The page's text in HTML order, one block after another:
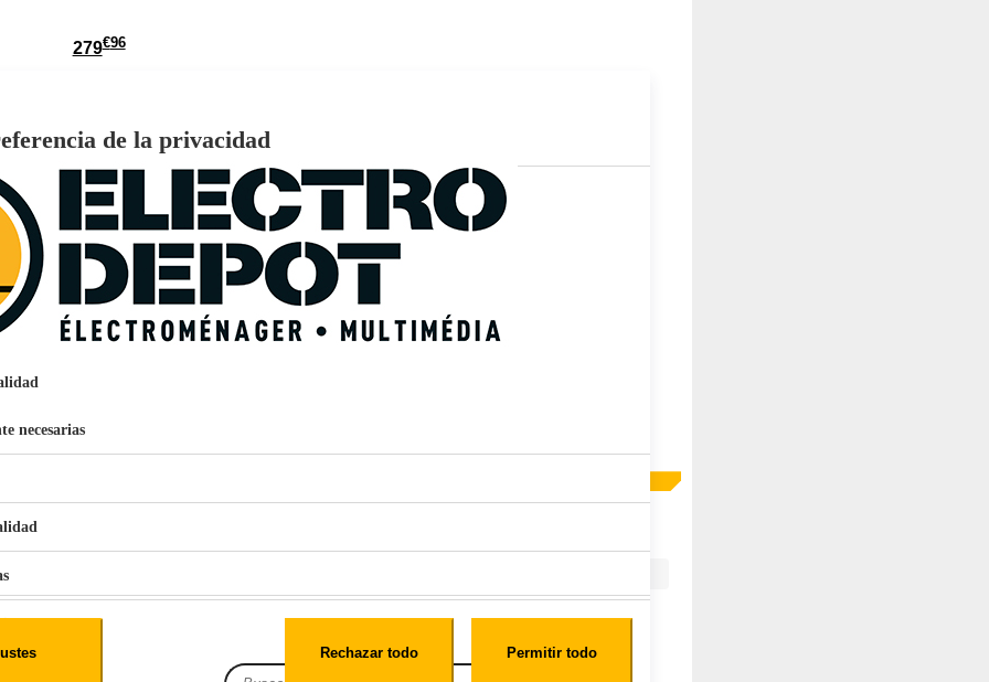
279€96
EL 4K Ultra HD con Sistema VIDAA WiFi HDMI
EcoTank EPSON ET-2861
concha
Iphone 12S, Iphone 12
Transparente
100% PRECIOS BAJOS
IPHONE 12/12S TPU
0,007kg
MGF - GROUPE WE CONNECT
CONTACT@CONNECT-WE.COM
de la privacidad
necesarias
Rechazar todo Permitir todo